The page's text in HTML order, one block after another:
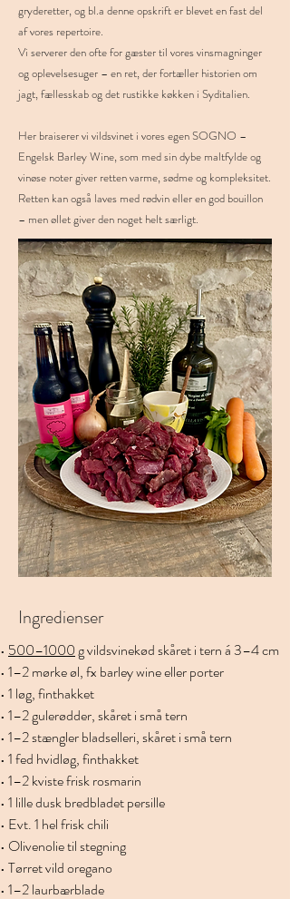
gryderetter, og bl.a denne opskrift er blevet en fast del
af vores repertoire.
Vi serverer den ofte for gæster til vores vinsmagninger
og oplevelsesuger – en ret, der fortæller historien om
jagt, fællesskab og det rustikke køkken i Syditalien.
Her braiserer vi vildsvinet i vores egen SOGNO –
Engelsk Barley Wine, som med sin dybe maltfylde og
vinøse noter giver retten varme, sødme og kompleksitet.
Retten kan også laves med rødvin eller en god bouillon
– men øllet giver den noget helt særligt.
Ingredienser
• 500–1000 g vildsvinekød skåret i tern á 3–4 cm
• 1–2 mørke øl, fx barley wine eller porter
• 1 løg, finthakket
• 1–2 gulerødder, skåret i små tern
• 1–2 stængler bladselleri, skåret i små tern
• 1 fed hvidløg, finthakket
• 1–2 kviste frisk rosmarin
• 1 lille dusk bredbladet persille
• Evt. 1 hel frisk chili
• Olivenolie til stegning
• Tørret vild oregano
• 1–2 laurbærblade